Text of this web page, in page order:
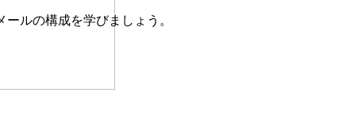
ルの構成を学びましょう。